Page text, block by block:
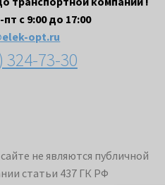
с 9:00 до 17:00
opt.ru
324-73-30
не являются публичной
статьи 437 ГК РФ